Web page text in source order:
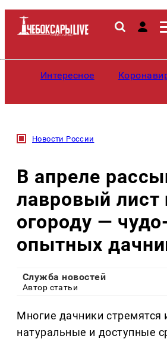
Интересное
Новости России
В апреле
лавровый лист
огороду —
опытных
Служба новостей
Автор статьи
Многие дачники стремятся
натуральные и доступные